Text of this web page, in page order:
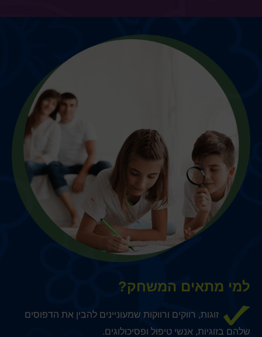
למי מתאים המשחק?
זוגות, רווקים ורווקות שמעוניינים להבין את הדפוסים
שלהם בזוגיות, אנשי טיפול ופסיכולוגים.